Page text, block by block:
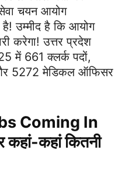
चयन आयोग
उम्मीद है कि आयोग
करेगा! उत्तर प्रदेश
में 661 क्लर्क पदों,
5272 मेडिकल ऑफिसर
Coming In
कहां कितनी